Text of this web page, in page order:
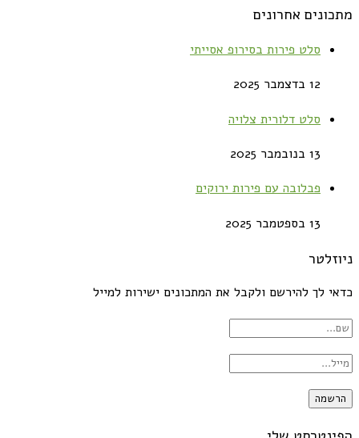
מתכונים אחרונים
סלט פירות בסירופ אסייתי
12 בדצמבר 2025
סלט דלורית צלויה
13 בנובמבר 2025
פבלובה עם פירות ירוקים
13 בספטמבר 2025
ניוזלטר
כדאי לך להירשם ולקבל את המתכונים ישירות למייל